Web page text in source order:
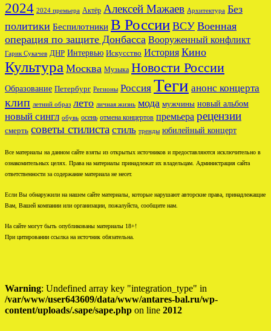
2024 2024 премьера Актёр Алексей Мажаев Архитектура Без
политики Беспилотники В России ВСУ Военная
операция по защите Донбасса Вооруженный конфликт
Гарик Сукачев ДНР Интервью Искусство История Кино
Культура Москва Музыка Новости России
Образование Петербург Регионы Россия Теги анонс концерта
клип летний образ лето личная жизнь мода мужчины новый альбом
новый сингл обувь осень отмена концертов премьера рецензии
смерть советы стилиста стиль тренды юбилейный концерт
Все материалы на данном сайте взяты из открытых источников и предоставляются исключительно в
ознакомительных целях. Права на материалы принадлежат их владельцам. Администрация сайта
ответственности за содержание материала не несет.
Если Вы обнаружили на нашем сайте материалы, которые нарушают авторские права, принадлежащие
Вам, Вашей компании или организации, пожалуйста, сообщите нам.
На сайте могут быть опубликованы материалы 18+!
При цитировании ссылка на источник обязательна.
Warning: Undefined array key "integration_type" in
/var/www/user643609/data/www/antares-bal.ru/wp-
content/uploads/.sape/sape.php on line 2012